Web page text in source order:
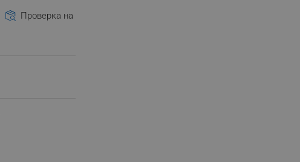
Проверка на